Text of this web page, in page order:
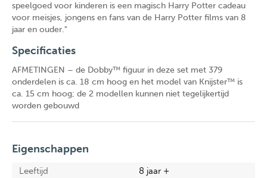
speelgoed voor kinderen is een magisch Harry Potter cadeau
voor meisjes, jongens en fans van de Harry Potter films van 8
jaar en ouder."
Specificaties
AFMETINGEN – de Dobby™ figuur in deze set met 379
onderdelen is ca. 18 cm hoog en het model van Knijster™ is
ca. 15 cm hoog; de 2 modellen kunnen niet tegelijkertijd
worden gebouwd
Eigenschappen
Leeftijd 8 jaar +